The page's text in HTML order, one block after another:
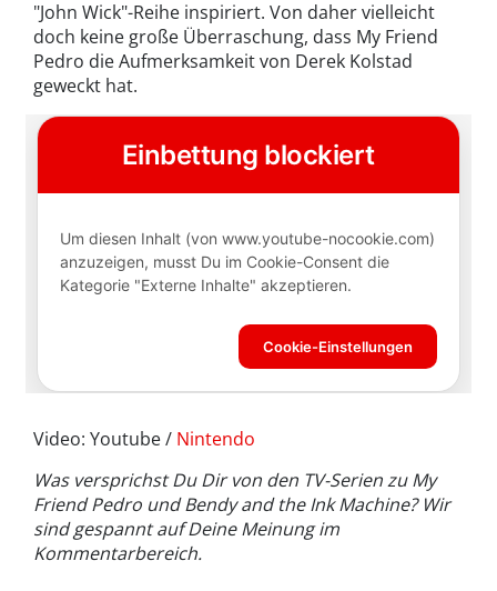
"John Wick"-Reihe inspiriert. Von daher vielleicht
doch keine große Überraschung, dass My Friend
Pedro die Aufmerksamkeit von Derek Kolstad
geweckt hat.
Video: Youtube / Nintendo
Was versprichst Du Dir von den TV-Serien zu My
Friend Pedro und Bendy and the Ink Machine? Wir
sind gespannt auf Deine Meinung im
Kommentarbereich.